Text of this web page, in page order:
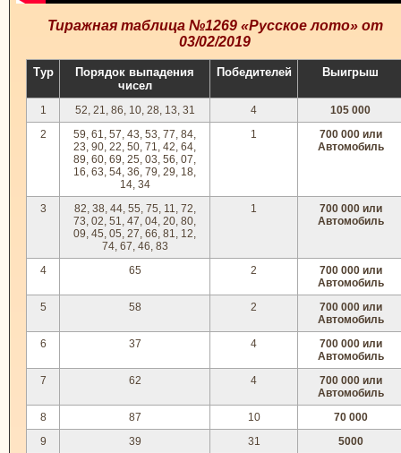
Тиражная таблица №1269 «Русское лото» от
03/02/2019
Тур
Порядок выпадения
чисел
Победителей Выигрыш
1 52, 21, 86, 10, 28, 13, 31 4
105 000
2
59, 61, 57, 43, 53, 77, 84,
23, 90, 22, 50, 71, 42, 64,
89, 60, 69, 25, 03, 56, 07,
16, 63, 54, 36, 79, 29, 18,
14, 34
1
700 000 или
Автомобиль
3
82, 38, 44, 55, 75, 11, 72,
73, 02, 51, 47, 04, 20, 80,
09, 45, 05, 27, 66, 81, 12,
74, 67, 46, 83
1
700 000 или
Автомобиль
4 65 2
700 000 или
Автомобиль
5
58 2
700 000 или
Автомобиль
6
37 4
700 000 или
Автомобиль
7
62 4
700 000 или
Автомобиль
8
87 10
70 000
9
39 31
5000